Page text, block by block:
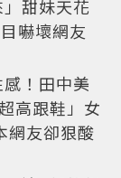
甜妹天花
嚇壞網友
！田中美
高跟鞋」女
網友卻狠酸